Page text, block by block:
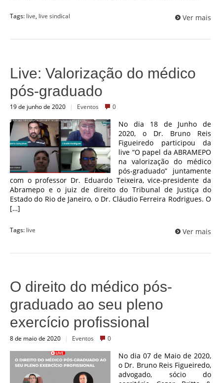
Tags: live, live sindical Ver mais
Live: Valorização do médico
pós-graduado
19 de junho de 2020 | Eventos 0
No dia 18 de Junho de
2020, o Dr. Bruno Reis
Figueiredo participou da
live “O papel da ABRAMEPO
na valorização do médico
pós-graduado” juntamente
com o professor Dr. Eduardo Teixeira, vice-presidente da
Abramepo e o juiz de direito do Tribunal de Justiça do
Estado do Rio de Janeiro, o Dr. Cláudio Ferreira Rodrigues. O
[…]
Tags: live Ver mais
O direito do médico pós-
graduado ao seu pleno
exercício profissional
8 de maio de 2020 | Eventos 0
No dia 07 de Maio de 2020,
o Dr. Bruno Reis Figueiredo,
advogado, sócio do